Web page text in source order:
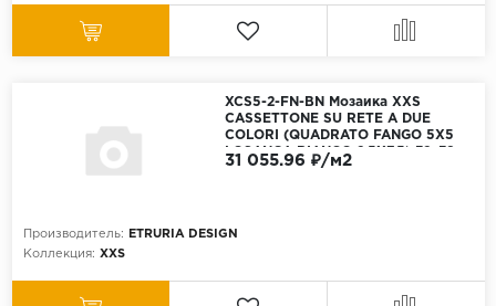
XCS5-2-FN-BN Мозаика XXS
CASSETTONE SU RETE A DUE
COLORI (QUADRATO FANGO 5X5
LOSANGA BIANCO 2,5X7,5) 32х39
см
Производитель:
ETRURIA DESIGN
Коллекция: XXS
31 055.96 ₽/м2